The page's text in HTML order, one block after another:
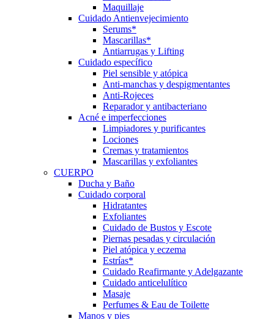
Maquillaje
Cuidado Antienvejecimiento
Serums*
Mascarillas*
Antiarrugas y Lifting
Cuidado específico
Piel sensible y atópica
Anti-manchas y despigmentantes
Anti-Rojeces
Reparador y antibacteriano
Acné e imperfecciones
Limpiadores y purificantes
Lociones
Cremas y tratamientos
Mascarillas y exfoliantes
CUERPO
Ducha y Baño
Cuidado corporal
Hidratantes
Exfoliantes
Cuidado de Bustos y Escote
Piernas pesadas y circulación
Piel atópica y eczema
Estrías*
Cuidado Reafirmante y Adelgazante
Cuidado anticelulítico
Masaje
Perfumes & Eau de Toilette
Manos y pies